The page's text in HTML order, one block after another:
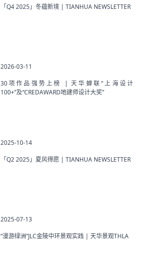
「Q4 2025」冬蕴新境 | TIANHUA NEWSLETTER
2026-03-11
30项作品强势上榜 | 天华蝉联“上海设计
100+”及“CREDAWARD地建师设计大奖”
2025-10-14
「Q2 2025」夏风得愿 | TIANHUA NEWSLETTER
2025-07-13
“漫游绿洲”JLC金陵中环景观实践 | 天华景观THLA